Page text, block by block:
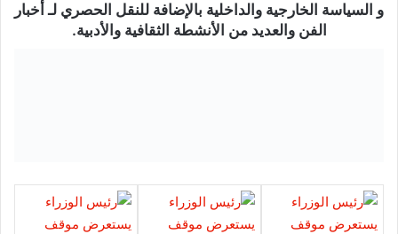
و السياسة الخارجية والداخلية بالإضافة للنقل الحصري لـ أخبار
الفن والعديد من الأنشطة الثقافية والأدبية.